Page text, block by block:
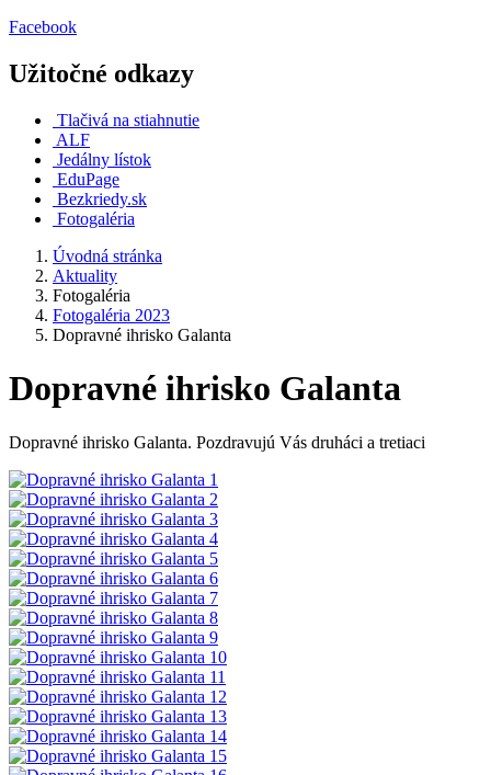
Facebook
Užitočné odkazy
Tlačivá na stiahnutie
ALF
Jedálny lístok
EduPage
Bezkriedy.sk
Fotogaléria
Úvodná stránka
Aktuality
Fotogaléria
Fotogaléria 2023
Dopravné ihrisko Galanta
Dopravné ihrisko Galanta
Dopravné ihrisko Galanta. Pozdravujú Vás druháci a tretiaci